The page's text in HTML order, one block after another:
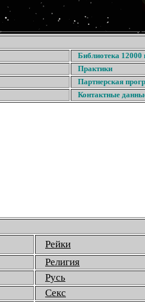
Библиотека 12000
Практики
Партнерская
Контактные
Рейки
Религия
Русь
Секс